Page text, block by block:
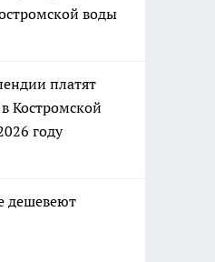
воды
платят
Костромской
году
дешевеют